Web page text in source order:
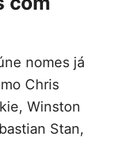
nomes já
Chris
Winston
Stan,